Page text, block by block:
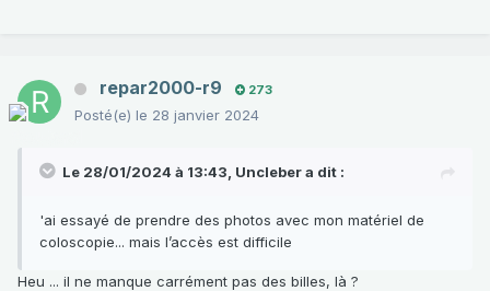
repar2000-r9 273
Posté(e) le 28 janvier 2024
Le 28/01/2024 à 13:43, Unclebera dit :
'ai essayé de prendre des photos avec mon matériel de
coloscopie... mais l’accès est difficile
Heu ... il ne manque carrément pas des billes, là ?